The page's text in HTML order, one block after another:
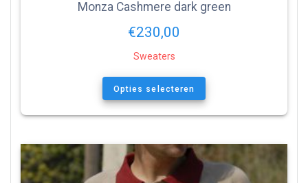
Monza Cashmere dark green
€230,00
Sweaters
Opties selecteren